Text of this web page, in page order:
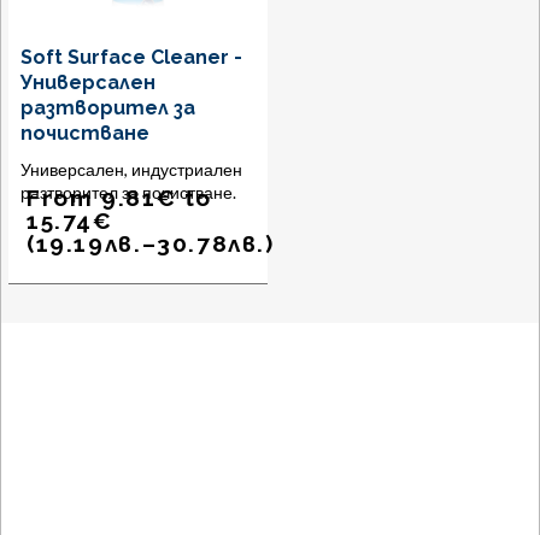
Soft Surface Cleaner -
Универсален
разтворител за
почистване
Универсален, индустриален
разтворител за почистване.
From9.81€to
15.74€
(19.19лв.–30.78лв.)